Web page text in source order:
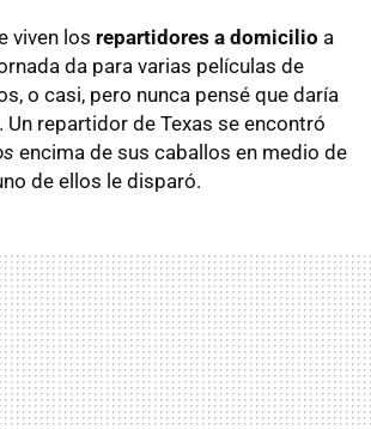
viven los repartidores a domicilio a
da para varias películas de
o casi, pero nunca pensé que daría
Un repartidor de Texas se encontró
encima de sus caballos en medio de
de ellos le disparó.